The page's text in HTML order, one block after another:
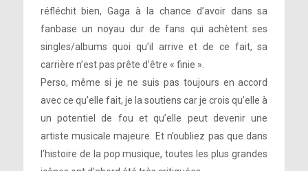
réfléchit bien, Gaga à la chance d’avoir dans sa
fanbase un noyau dur de fans qui achètent ses
singles/albums quoi qu’il arrive et de ce fait, sa
carrière n’est pas prête d’être « finie ».
Perso, même si je ne suis pas toujours en accord
avec ce qu’elle fait, je la soutiens car je crois qu’elle à
un potentiel de fou et qu’elle peut devenir une
artiste musicale majeure. Et n’oubliez pas que dans
l’histoire de la pop musique, toutes les plus grandes